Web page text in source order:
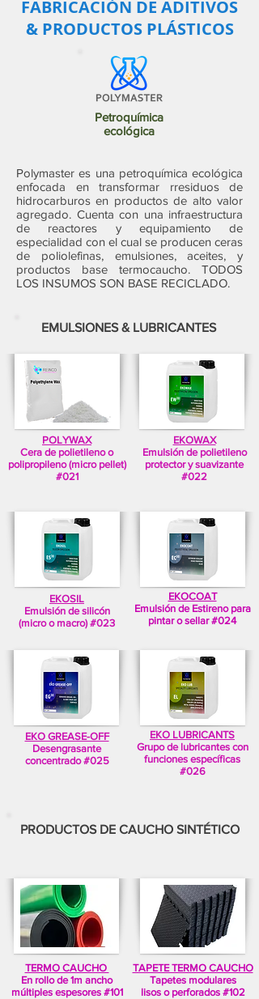
FABRICACIÓN DE ADITIVOS
& PRODUCTOS PLÁSTICOS
Petroquímica
ecológica
Polymaster es una petroquímica ecológica
enfocada en transformar rresiduos de
hidrocarburos en productos de alto valor
agregado. Cuenta con una infraestructura
de reactores y equipamiento de
especialidad con el cual se producen ceras
de poliolefinas, emulsiones, aceites, y
productos base termocaucho. TODOS
LOS INSUMOS SON BASE RECICLADO.
EMULSIONES & LUBRICANTES
POLYWAX
Cera de polietileno o
polipropileno (micro pellet)
#021
EKOWAX
Emulsión de polietileno
protector y suavizante
#022
EKOSIL
Emulsión de silicón
(micro o macro) #023
EKOCOAT
Emulsión de Estireno para
pintar o sellar #024
EKO GREASE-OFF
Desengrasante
concentrado #025
EKO LUBRICANTS
Grupo de lubricantes con
funciones específicas
#026
PRODUCTOS DE CAUCHO SINTÉTICO
TERMO CAUCHO
En rollo de 1m ancho
múltiples espesores #101
TAPETE TERMO CAUCHO
Tapetes modulares
lisos o perforados #102